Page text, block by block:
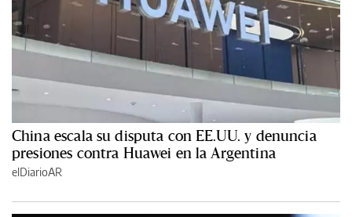
China escala su disputa con EE.UU. y denuncia
presiones contra Huawei en la Argentina
elDiarioAR